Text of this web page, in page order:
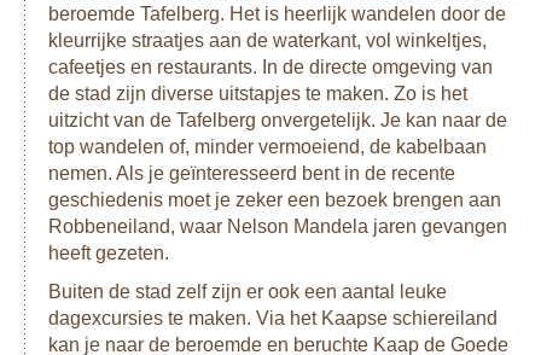
hier hun geld verdienen aan de struisvogels.
Vervolgens is het tijd om te ontspannen bij de prachtige
stranden van Plettenberg Bay. Dit prettige kuststadje ligt
midden in de Tuinroute en er zijn voldoende activiteiten in
de buurt te ondernemen.
Tsitsikamma is een prachtig natuurgebied waar je
fantastisch kunt wandelen. Jullie verblijven hier op het
uitgestrekte kamp van het park, direct aan zee gelegen.
Je sluit de reis af in het Addo Elephant National Park. Nu
jullie doorgewinterde safarigangers zijn, kun je in dit park
met je eigen auto een gamedrive maken. Naast de vele
olifanten kun je zomaar ook een leeuw of een zebra naast je
beroemde Tafelberg. Het is heerlijk wandelen door de
kleurrijke straatjes aan de waterkant, vol winkeltjes,
cafeetjes en restaurants. In de directe omgeving van
de stad zijn diverse uitstapjes te maken. Zo is het
uitzicht van de Tafelberg onvergetelijk. Je kan naar de
top wandelen of, minder vermoeiend, de kabelbaan
nemen. Als je geïnteresseerd bent in de recente
geschiedenis moet je zeker een bezoek brengen aan
Robbeneiland, waar Nelson Mandela jaren gevangen
heeft gezeten.
Buiten de stad zelf zijn er ook een aantal leuke
dagexcursies te maken. Via het Kaapse schiereiland
kan je naar de beroemde en beruchte Kaap de Goede